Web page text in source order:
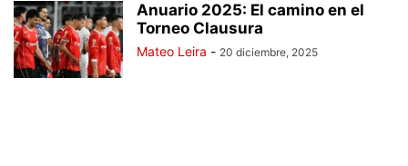
Anuario 2025: El camino en el
Torneo Clausura
Mateo Leira - 20 diciembre, 2025